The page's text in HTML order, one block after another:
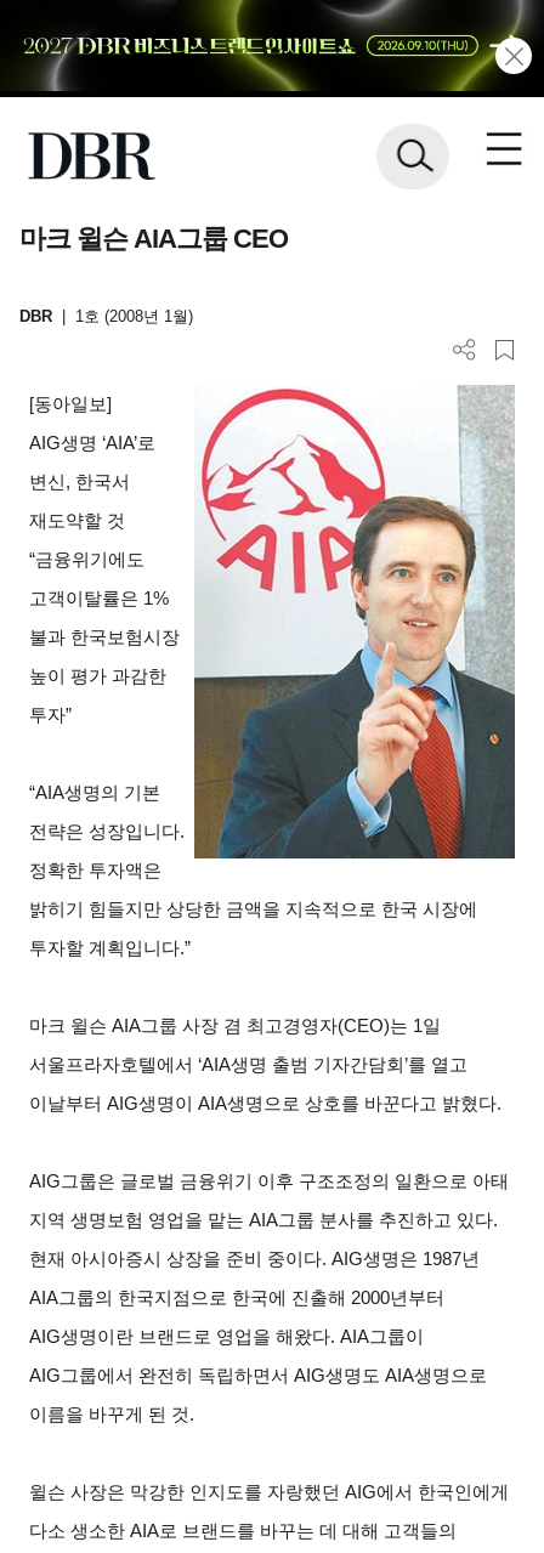
마크 윌슨 AIA그룹 CEO
DBR 1호 (2008년 1월)
[동아일보]
AIG생명 ‘AIA’로
변신, 한국서
재도약할 것
“금융위기에도
고객이탈률은 1%
불과 한국보험시장
높이 평가 과감한
투자”
“AIA생명의 기본
전략은 성장입니다.
정확한 투자액은
밝히기 힘들지만 상당한 금액을 지속적으로 한국 시장에
투자할 계획입니다.”
마크 윌슨 AIA그룹 사장 겸 최고경영자(CEO)는 1일
서울프라자호텔에서 ‘AIA생명 출범 기자간담회’를 열고
이날부터 AIG생명이 AIA생명으로 상호를 바꾼다고 밝혔다.
AIG그룹은 글로벌 금융위기 이후 구조조정의 일환으로 아태
지역 생명보험 영업을 맡는 AIA그룹 분사를 추진하고 있다.
현재 아시아증시 상장을 준비 중이다. AIG생명은 1987년
AIA그룹의 한국지점으로 한국에 진출해 2000년부터
AIG생명이란 브랜드로 영업을 해왔다. AIA그룹이
AIG그룹에서 완전히 독립하면서 AIG생명도 AIA생명으로
이름을 바꾸게 된 것.
윌슨 사장은 막강한 인지도를 자랑했던 AIG에서 한국인에게
다소 생소한 AIA로 브랜드를 바꾸는 데 대해 고객들의